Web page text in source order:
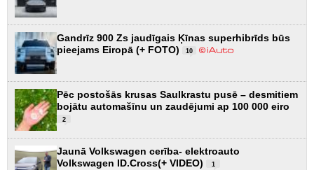
Gandrīz 900 Zs jaudīgais Ķīnas superhibrīds būs
pieejams Eiropā (+ FOTO)
10
Pēc postošās krusas Saulkrastu pusē – desmitiem
bojātu automašīnu un zaudējumi ap 100 000 eiro
2
Jaunā Volkswagen cerība- elektroauto
Volkswagen ID.Cross(+ VIDEO)
1